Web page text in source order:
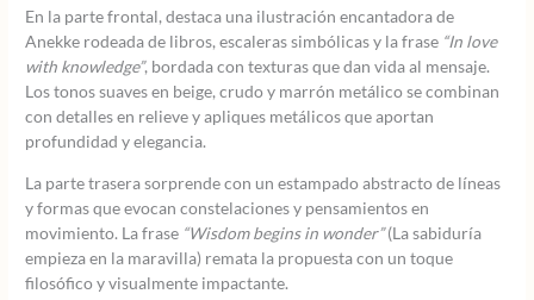
En la parte frontal, destaca una ilustración encantadora de
Anekke rodeada de libros, escaleras simbólicas y la frase “In love
with knowledge”, bordada con texturas que dan vida al mensaje.
Los tonos suaves en beige, crudo y marrón metálico se combinan
con detalles en relieve y apliques metálicos que aportan
profundidad y elegancia.
La parte trasera sorprende con un estampado abstracto de líneas
y formas que evocan constelaciones y pensamientos en
movimiento. La frase “Wisdom begins in wonder”(La sabiduría
empieza en la maravilla) remata la propuesta con un toque
filosófico y visualmente impactante.